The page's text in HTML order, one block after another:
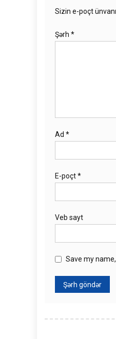
Sizin e-poçt
Şərh *
Ad *
E-poçt*
Veb sayt
Save my